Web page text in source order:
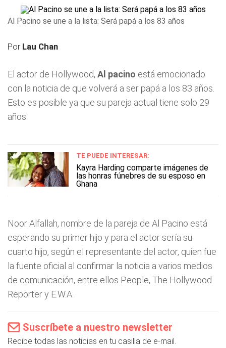
Al Pacino se une a la lista: Será papá a los 83 años
Por Lau Chan
El actor de Hollywood, Al pacino está emocionado
con la noticia de que volverá a ser papá a los 83 años.
Esto es posible ya que su pareja actual tiene solo 29
años.
TE PUEDE INTERESAR:
Kayra Harding comparte imágenes de
las honras fúnebres de su esposo en
Ghana
Noor Alfallah, nombre de la pareja de Al Pacino está
esperando su primer hijo y para el actor sería su
cuarto hijo, según el representante del actor, quien fue
la fuente oficial al confirmar la noticia a varios medios
de comunicación, entre ellos People, The Hollywood
Reporter y E.W.A.
Suscríbete a nuestro newsletter
Recibe todas las noticias en tu casilla de e-mail.